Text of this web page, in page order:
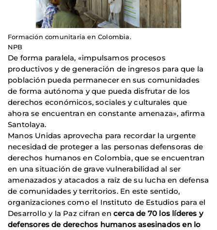
Formación comunitaria en Colombia.
NPB
De forma paralela, «impulsamos procesos
productivos y de generación de ingresos para que la
población pueda permanecer en sus comunidades
de forma autónoma y que pueda disfrutar de los
derechos económicos, sociales y culturales que
ahora se encuentran en constante amenaza», afirma
Santolaya.
Manos Unidas aprovecha para recordar la urgente
necesidad de proteger a las personas defensoras de
derechos humanos en Colombia, que se encuentran
en una situación de grave vulnerabilidad al ser
amenazados y atacados a raíz de su lucha en defensa
de comunidades y territorios. En este sentido,
organizaciones como el Instituto de Estudios para el
Desarrollo y la Paz cifran en cerca de 70 los líderes y
defensores de derechos humanos asesinados en lo